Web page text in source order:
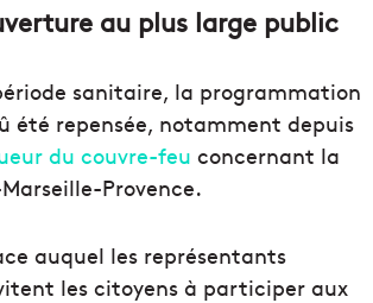
au plus large public
sanitaire, la programmation
été repensée, notamment depuis
du couvre-feu concernant la
Provence.
auquel les représentants
les citoyens à participer aux